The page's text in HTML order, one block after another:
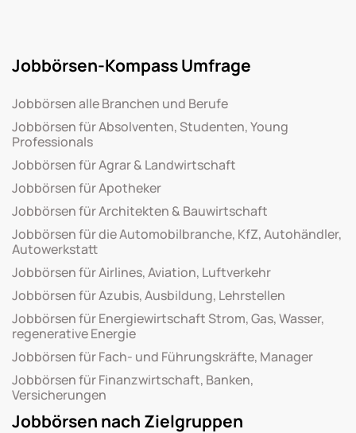
Jobbörsen-Kompass Umfrage
Jobbörsen alle Branchen und Berufe
Jobbörsen für Absolventen, Studenten, Young
Professionals
Jobbörsen für Agrar & Landwirtschaft
Jobbörsen für Apotheker
Jobbörsen für Architekten & Bauwirtschaft
Jobbörsen für die Automobilbranche, KfZ, Autohändler,
Autowerkstatt
Jobbörsen für Airlines, Aviation, Luftverkehr
Jobbörsen für Azubis, Ausbildung, Lehrstellen
Jobbörsen für Energiewirtschaft Strom, Gas, Wasser,
regenerative Energie
Jobbörsen für Fach- und Führungskräfte, Manager
Jobbörsen für Finanzwirtschaft, Banken,
Versicherungen
Jobbörsen nach Zielgruppen